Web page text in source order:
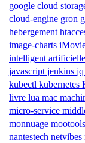
google cloud
cloud-engine gron
hebergement
image-charts
intelligent artificielle
javascript jenkins jq
kubectl kubernetes
livre lua mac
micro-service
monnuage mootools
nantestech netvibes